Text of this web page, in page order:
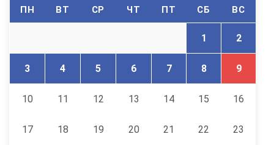
ПН ВТ СР ЧТ ПТ СБ ВС
1 2
3 4 5 6 7 8 9
10 11 12 13 14 15 16
17 18 19 20 21 22 23